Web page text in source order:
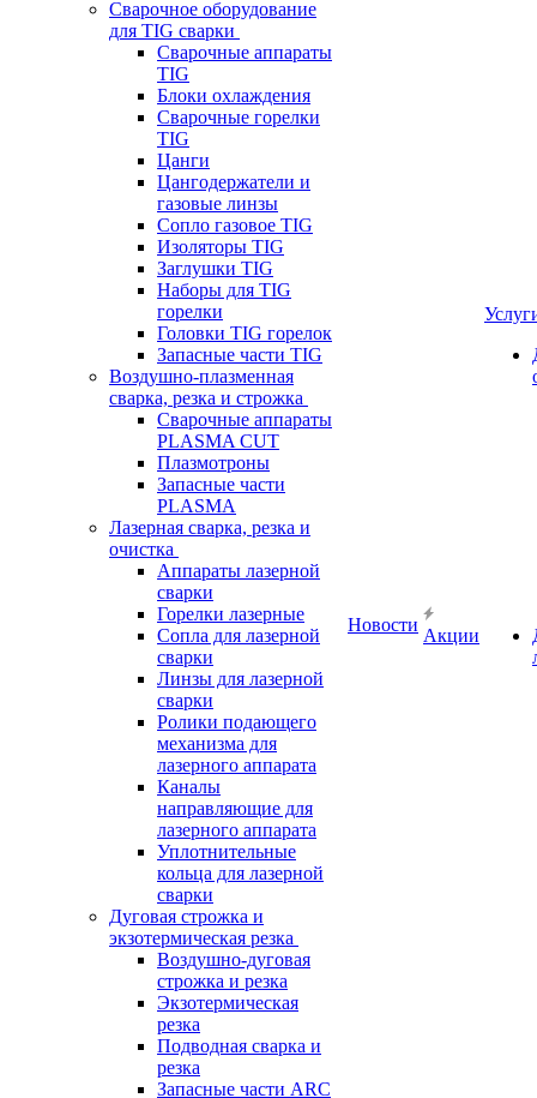
Сварочное оборудование
для TIG сварки
Сварочные аппараты
TIG
Блоки охлаждения
Сварочные горелки
TIG
Цанги
Цангодержатели и
газовые линзы
Сопло газовое TIG
Изоляторы TIG
Заглушки TIG
Наборы для TIG
горелки
Головки TIG горелок
Запасные части TIG
Воздушно-плазменная
сварка, резка и строжка
Сварочные аппараты
PLASMA CUT
Плазмотроны
Запасные части
PLASMA
Лазерная сварка, резка и
очистка
Аппараты лазерной
сварки
Горелки лазерные
Сопла для лазерной
сварки
Линзы для лазерной
сварки
Ролики подающего
механизма для
лазерного аппарата
Каналы
направляющие для
лазерного аппарата
Уплотнительные
кольца для лазерной
сварки
Дуговая строжка и
экзотермическая резка
Воздушно-дуговая
строжка и резка
Экзотермическая
резка
Подводная сварка и
резка
Запасные части ARC
Новости
Акции